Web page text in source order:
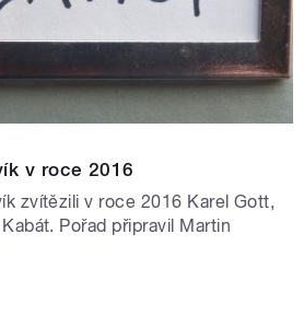
v roce 2016
zvítězili v roce 2016 Karel Gott,
Pořad připravil Martin